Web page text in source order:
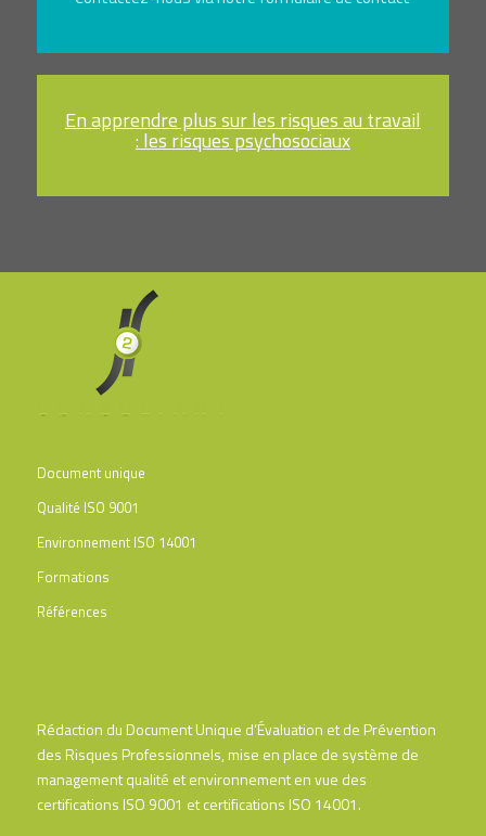
En apprendre plus sur les risques au travail
: les risques psychosociaux
Document unique
Qualité ISO 9001
Environnement ISO 14001
Formations
Références
Rédaction du Document Unique d’Évaluation et de Prévention
des Risques Professionnels, mise en place de système de
management qualité et environnement en vue des
certifications ISO 9001 et certifications ISO 14001.